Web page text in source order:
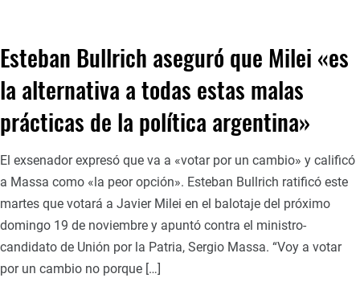
Esteban Bullrich aseguró que Milei «es
la alternativa a todas estas malas
prácticas de la política argentina»
El exsenador expresó que va a «votar por un cambio» y calificó
a Massa como «la peor opción». Esteban Bullrich ratificó este
martes que votará a Javier Milei en el balotaje del próximo
domingo 19 de noviembre y apuntó contra el ministro-
candidato de Unión por la Patria, Sergio Massa. “Voy a votar
por un cambio no porque […]